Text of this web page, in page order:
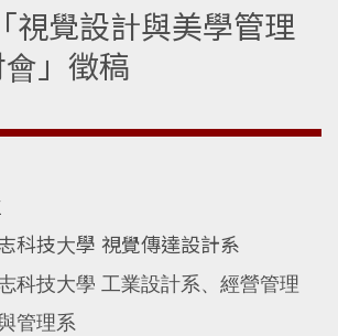
視覺設計與美學管理
」徵稿
科技大學 視覺傳達設計系
科技大學 工業設計系、經營管理
管理系